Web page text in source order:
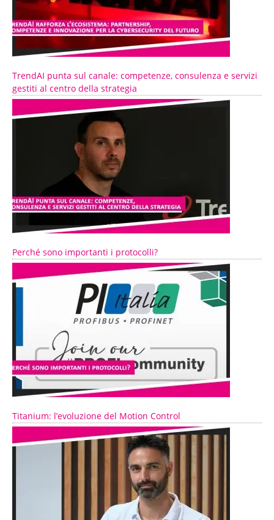
TrendAI punta sul canale: competenze, consulenza e servizi
gestiti al centro della strategia
Perché sono importanti i protocolli?
Titanium: l’evoluzione del Motion Control